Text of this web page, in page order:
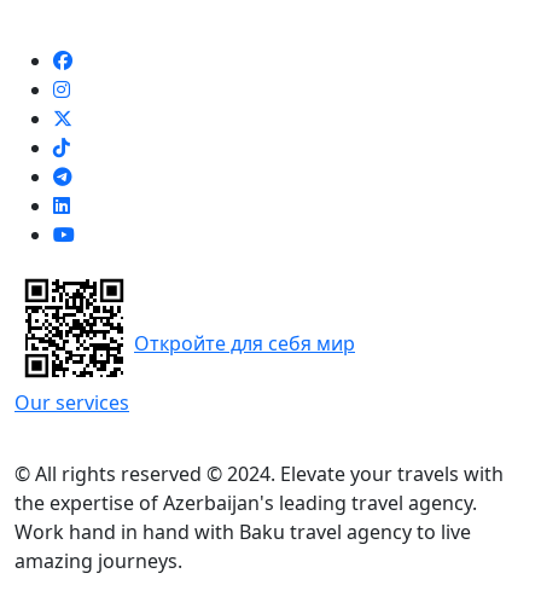
Our services
Откройте для себя мир
© All rights reserved © 2024. Elevate your travels with
the expertise of Azerbaijan's leading travel agency.
Work hand in hand with Baku travel agency to live
amazing journeys.